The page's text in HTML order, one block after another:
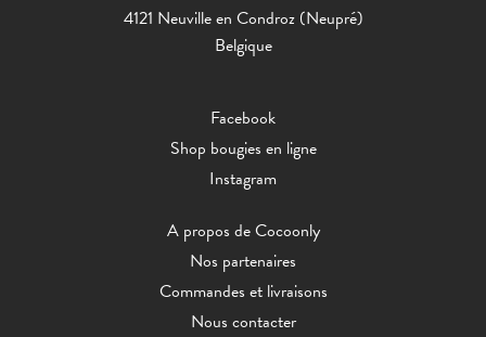
4121 Neuville en Condroz (Neupré)
Belgique
Facebook
Shop bougies en ligne
Instagram
A propos de Cocoonly
Nos partenaires
Commandes et livraisons
Nous contacter